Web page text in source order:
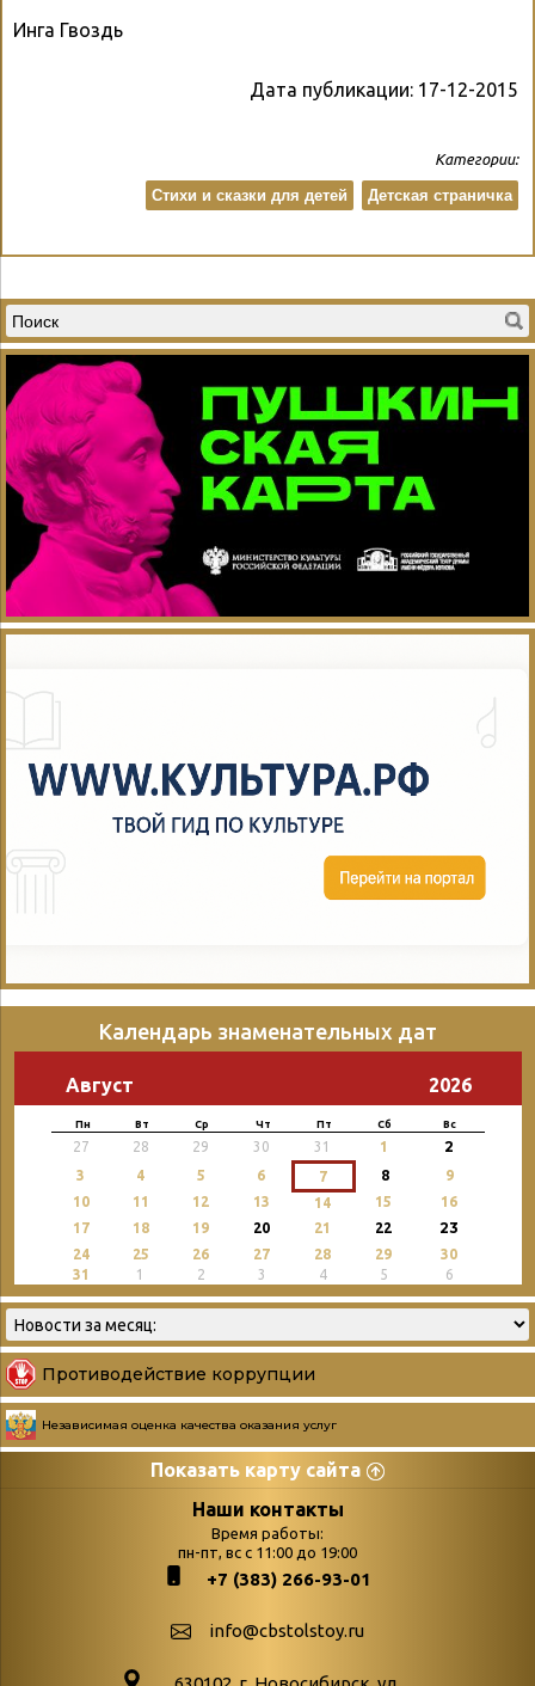
Инга Гвоздь
Дата публикации: 17-12-2015
Категории:
Детская страничка
Стихи и сказки для детей
Календарь знаменательных дат
Август 2026
Пн Вт Ср Чт Пт Сб Вс
27 28 29 30 31 1 2
3 4 5 6 7 8
9
10
11 12 13 14 15
16
17
18 19 20 21 22 23
24 25 26 27 28 29
30
31
1 2 3 4 5 6
Противодействие коррупции
Независимая оценка качества оказания услуг
Показать карту сайта
Страницы
podvedenie-itogov-festivalya-
paskhalnaya-palitra
поступлений
Война. Народ.
Наши контакты
Время работы:
пн-пт, вс с 11:00 до 19:00
+7 (383) 266-93-01
info@cbstolstoy.ru